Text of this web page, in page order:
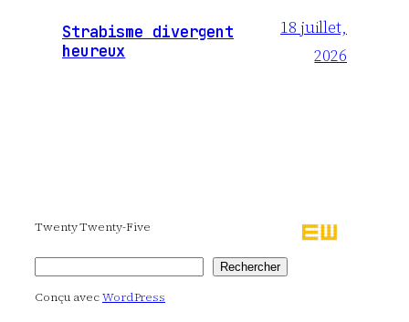
Strabisme divergent
heureux
18 juillet,
2026
Twenty Twenty-Five
Rechercher
Conçu avecWordPress